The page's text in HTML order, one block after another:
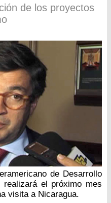
de los proyectos
de Desarrollo
realizará el próximo mes
visita a Nicaragua.